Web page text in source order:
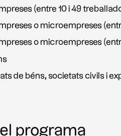
(entre 10 i 49
o microempreses
o microempreses
de béns, societats civils i
programa